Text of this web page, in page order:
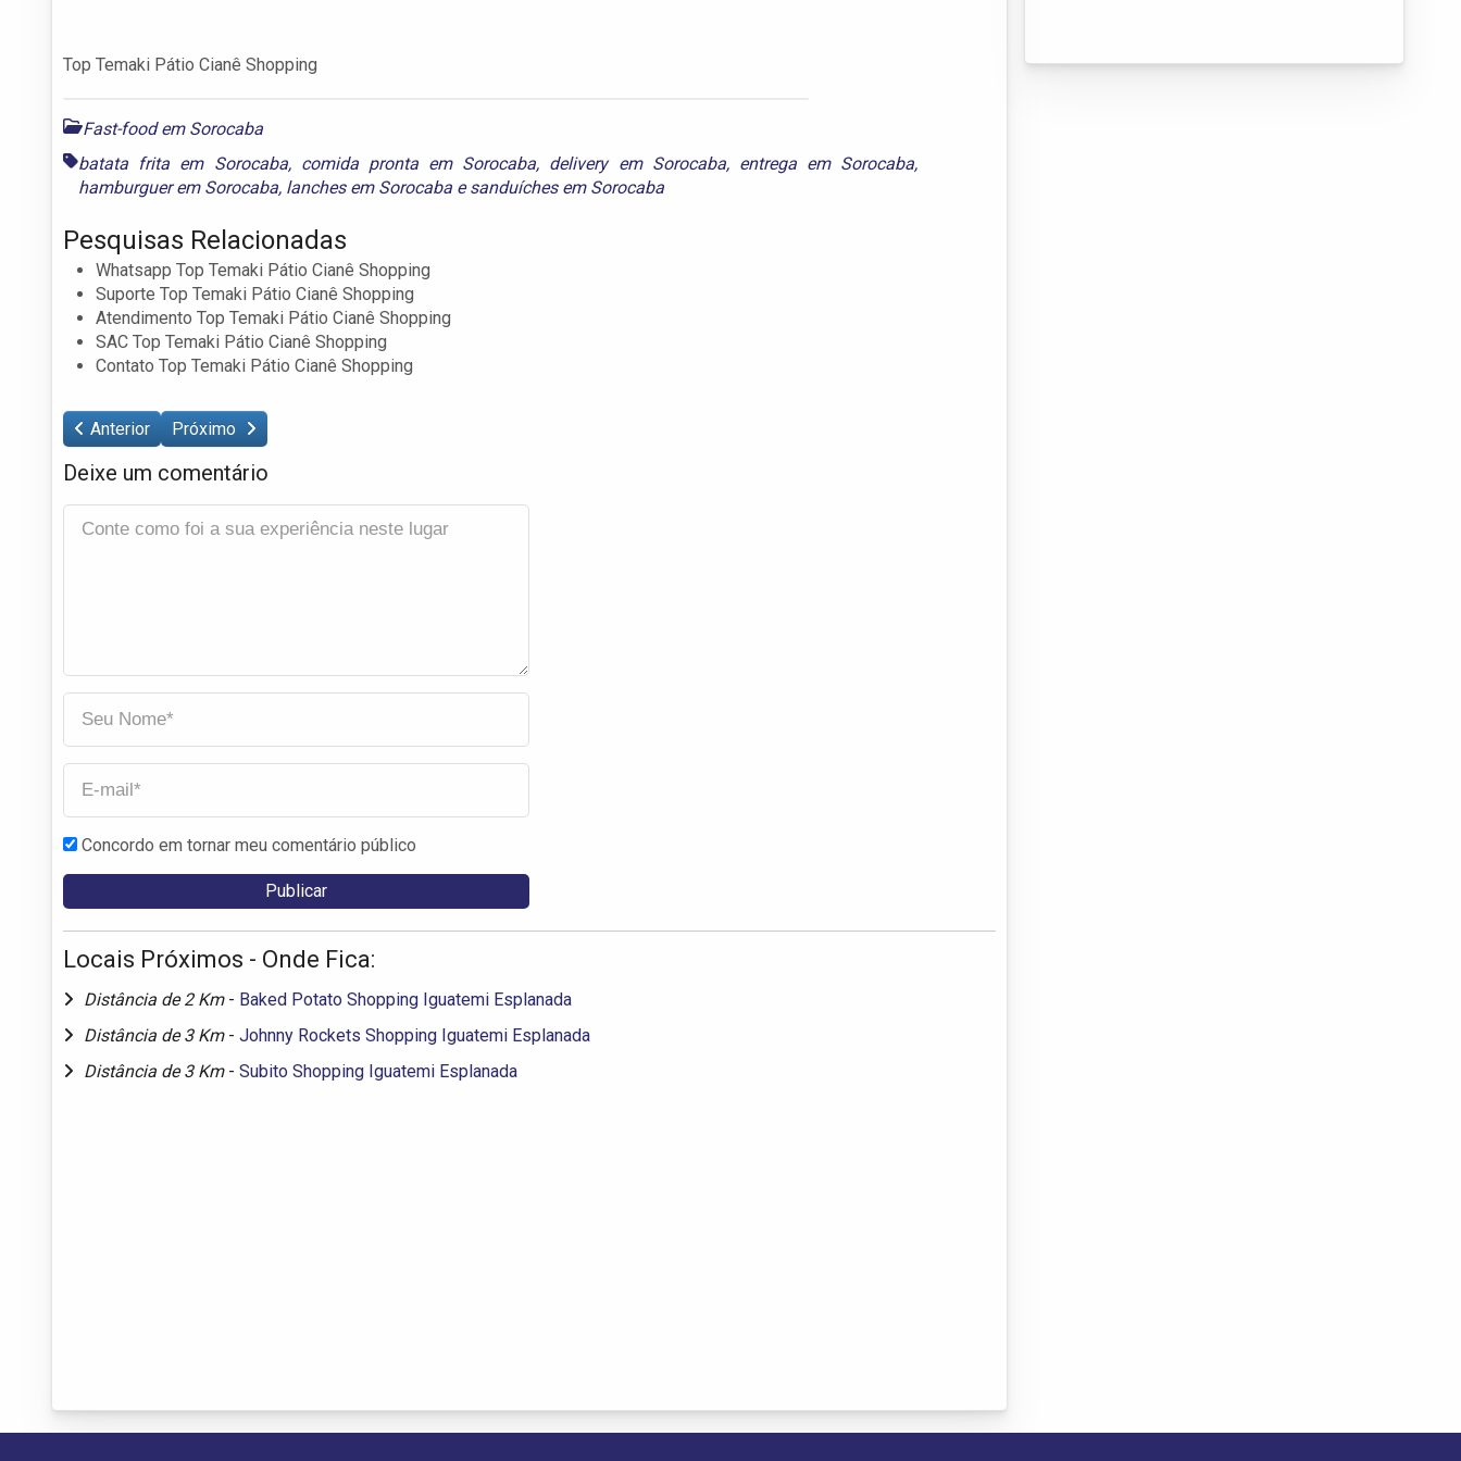
Top Temaki Pátio Cianê Shopping
Fast-food em Sorocaba
batata frita em Sorocaba, comida pronta em Sorocaba, delivery em Sorocaba, entrega em Sorocaba,
hamburguer em Sorocaba, lanches em Sorocaba esanduíches em Sorocaba
Pesquisas Relacionadas
Whatsapp Top Temaki Pátio Cianê Shopping
Suporte Top Temaki Pátio Cianê Shopping
Atendimento Top Temaki Pátio Cianê Shopping
SAC Top Temaki Pátio Cianê Shopping
Contato Top Temaki Pátio Cianê Shopping
Anterior Próximo
Deixe um comentário
Concordo em tornar meu comentário público
Locais Próximos - Onde Fica:
Distância de 2 Km - Baked Potato Shopping Iguatemi Esplanada
Distância de 3 Km - Johnny Rockets Shopping Iguatemi Esplanada
Distância de 3 Km - Subito Shopping Iguatemi Esplanada